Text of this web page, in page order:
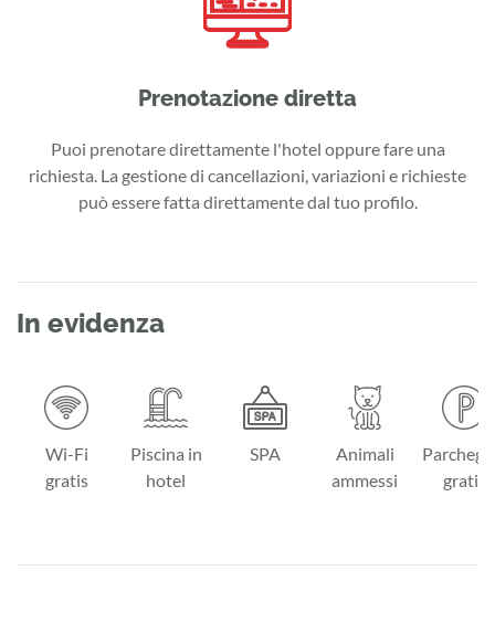
Prenotazione diretta
Puoi prenotare direttamente l'hotel oppure fare una
richiesta. La gestione di cancellazioni, variazioni e richieste
può essere fatta direttamente dal tuo profilo.
In evidenza
Wi-Fi
gratis
Piscina in
hotel
SPA
Animali
ammessi
gratis